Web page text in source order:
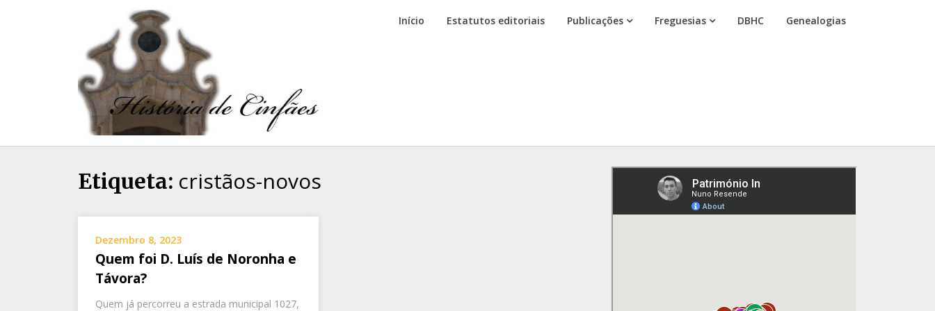
Início Estatutos editoriais Publicações Freguesias DBHC Genealogias
Etiqueta: cristãos-novos
Dezembro 8, 2023
Quem foi D. Luís de Noronha e
Távora?
Quem já percorreu a estrada municipal 1027,